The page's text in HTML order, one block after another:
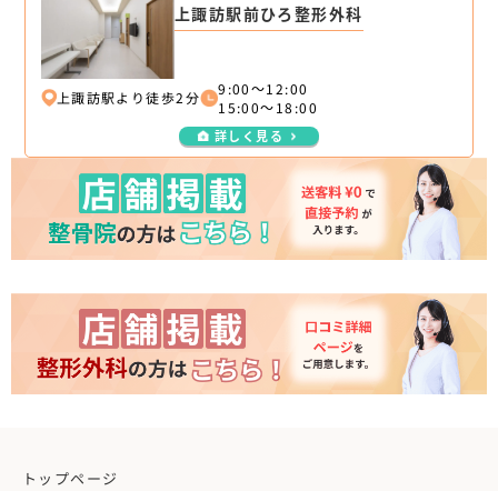
上諏訪駅前ひろ整形外科
上諏訪駅より徒歩2分
9:00～12:00
15:00～18:00
詳しく見る
トップページ